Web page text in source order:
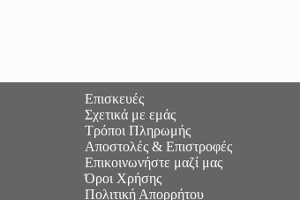
Επισκευές
Σχετικά με εμάς
Τρόποι Πληρωμής
Αποστολές & Επιστροφές
Επικοινωνήστε μαζί μας
Όροι Χρήσης
Πολιτική Απορρήτου